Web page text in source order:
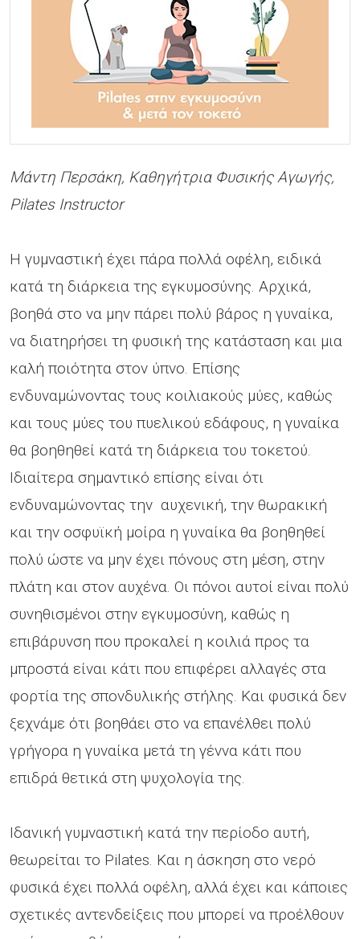
Μάντη Περσάκη, Καθηγήτρια Φυσικής Αγωγής,
Pilates Instructor
H γυμναστική έχει πάρα πολλά οφέλη, ειδικά
κατά τη διάρκεια της εγκυμοσύνης. Αρχικά,
βοηθά στο να μην πάρει πολύ βάρος η γυναίκα,
να διατηρήσει τη φυσική της κατάσταση και μια
καλή ποιότητα στον ύπνο. Επίσης
ενδυναμώνοντας τους κοιλιακούς μύες, καθώς
και τους μύες του πυελικού εδάφους, η γυναίκα
θα βοηθηθεί κατά τη διάρκεια του τοκετού.
Ιδιαίτερα σημαντικό επίσης είναι ότι
ενδυναμώνοντας την αυχενική, την θωρακική
και την οσφυϊκή μοίρα η γυναίκα θα βοηθηθεί
πολύ ώστε να μην έχει πόνους στη μέση, στην
πλάτη και στον αυχένα. Οι πόνοι αυτοί είναι πολύ
συνηθισμένοι στην εγκυμοσύνη, καθώς η
επιβάρυνση που προκαλεί η κοιλιά προς τα
μπροστά είναι κάτι που επιφέρει αλλαγές στα
φορτία της σπονδυλικής στήλης. Και φυσικά δεν
ξεχνάμε ότι βοηθάει στο να επανέλθει πολύ
γρήγορα η γυναίκα μετά τη γέννα κάτι που
επιδρά θετικά στη ψυχολογία της.
Ιδανική γυμναστική κατά την περίοδο αυτή,
θεωρείται το Pilates. Και η άσκηση στο νερό
φυσικά έχει πολλά οφέλη, αλλά έχει και κάποιες
σχετικές αντενδείξεις που μπορεί να προέλθουν